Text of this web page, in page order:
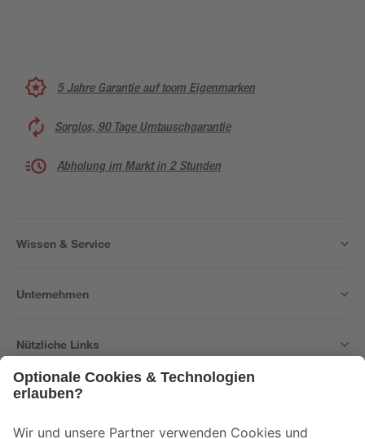
5 Jahre Garantie auf toom Eigenmarken
Sorglos, 90 Tage Umtauschgarantie
Abholung im Markt in 2 Stunden
Wissen & Service
Unternehmen
Nützliche Links
Der toom Newsletter: Keine Angebote und Aktionen mehr verpassen!